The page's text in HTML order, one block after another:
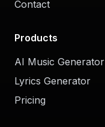
Contact
Products
AI Music Generator
Lyrics Generator
Pricing